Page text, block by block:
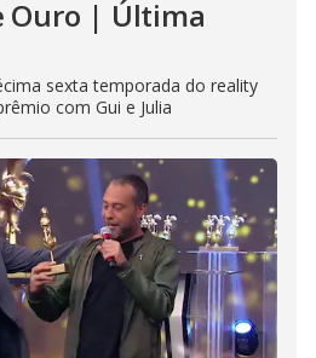
Ouro | Última
sexta temporada do reality
com Gui e Julia